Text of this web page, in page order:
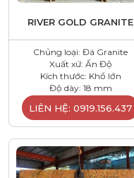
RIVER GOLD GRANITE
Chủng loại: Đá Granite
Xuất xứ: Ấn Độ
Kích thước: Khổ lớn
Độ dày: 18 mm
LIÊN HỆ: 0919.156.437